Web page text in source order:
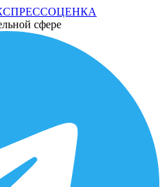
ОЦЕНКА
сфере